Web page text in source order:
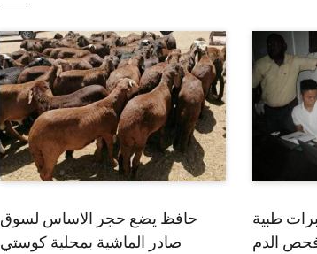
حافظ يضع حجر الاساس لسوق
صادر الماشية بمحلية كوستي
طبية
فحص الدم